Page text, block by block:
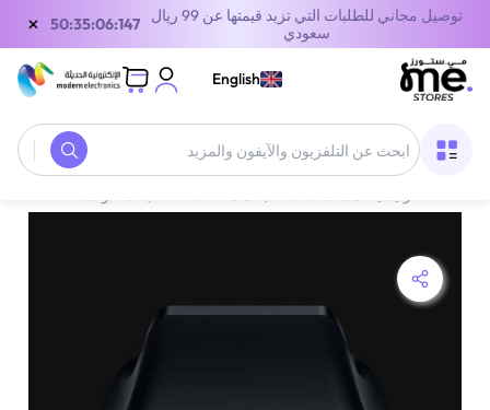
توصيل مجاني للطلبات التي تزيد قيمتها عن 99 ريال
سعودي
50:35:06:147
×
English